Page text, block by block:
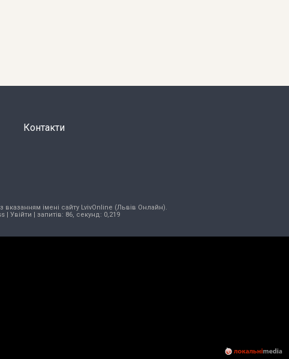
Контакти
вказанням імені сайту LvivOnline (Львів Онлайн).
| Увійти | запитів: 86, секунд: 0,219